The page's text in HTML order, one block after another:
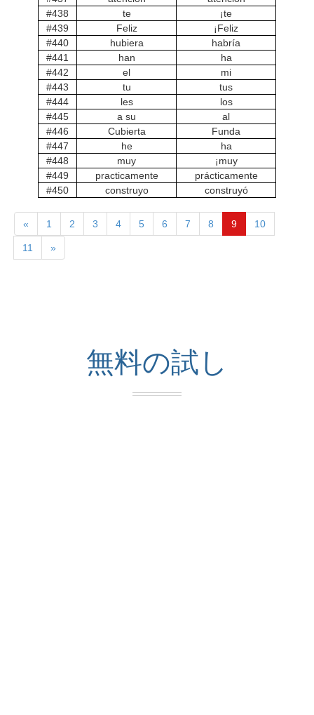
#438
te
¡te
#439
Feliz
¡Feliz
#440
hubiera
habría
#441
han
ha
#442
el
mi
#443
tu
tus
#444
les
los
#445
a su
al
#446
Cubierta
Funda
#447
he
ha
#448
muy
¡muy
#449
practicamente
prácticamente
#450
construyo construyó
« 1 2 3 4 5 6 7 8 9 10
11 »
無料の試し